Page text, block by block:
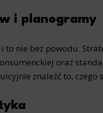
i planogramy
to nie bez powodu.
oraz
znaleźć to, czego